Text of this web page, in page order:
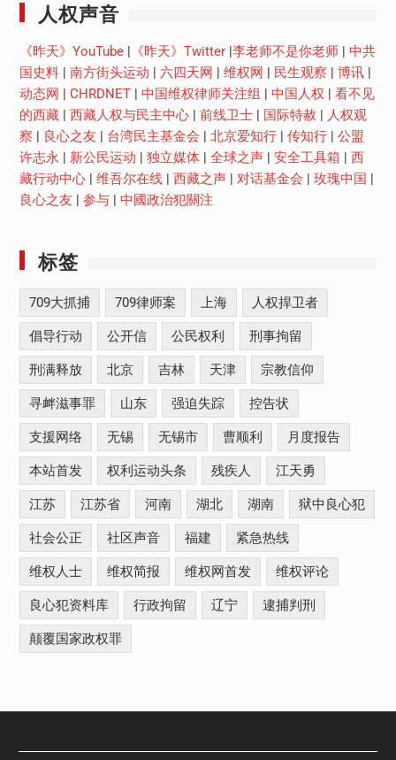
人权声音
《昨天》YouTube| 《昨天》Twitter| 李老师不是你老师| 中共
国史料| 南方街头运动 六四天网 维权网 民生观察 博讯|
动态网
CHRDNET| 中国维权律师关注组 中国人权
看不见
的西藏| 西藏人权与民主中心| 前线卫士| 国际特赦
人权观
察
良心之友 台湾民主基金会 北京爱知行| 传知行| 公盟
许志永
新公民运动 独立媒体| 全球之声| 安全工具箱
西
藏行动中心| 维吾尔在线| 西藏之声| 对话基金会 玫瑰中国
良心之友
参与| 中國政治犯關注
标签
709大抓捕 709律师案 上海 人权捍卫者
倡导行动 公开信 公民权利 刑事拘留
刑满释放 北京 吉林 天津 宗教信仰
寻衅滋事罪 山东 强迫失踪 控告状
支援网络 无锡 无锡市 曹顺利 月度报告
本站首发 权利运动头条 残疾人 江天勇
江苏 江苏省 河南 湖北 湖南 狱中良心犯
社会公正 社区声音 福建 紧急热线
维权人士 维权简报 维权网首发 维权评论
良心犯资料库 行政拘留 辽宁 逮捕判刑
颠覆国家政权罪